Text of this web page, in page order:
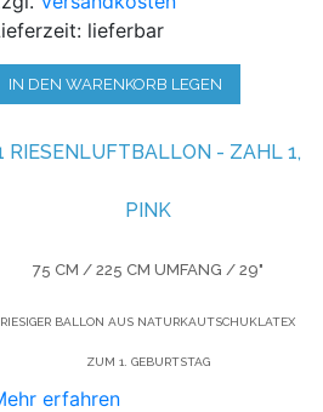
lieferbar
IN DEN WARENKORB LEGEN
RIESENLUFTBALLON - ZAHL 1,
PINK
75 CM / 225 CM UMFANG / 29"
RIESIGER BALLON AUS NATURKAUTSCHUKLATEX
ZUM 1. GEBURTSTAG
erfahren